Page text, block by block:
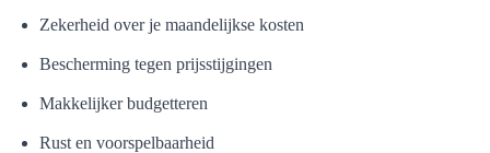
Zekerheid over je maandelijkse kosten
Bescherming tegen prijsstijgingen
Makkelijker budgetteren
Rust en voorspelbaarheid